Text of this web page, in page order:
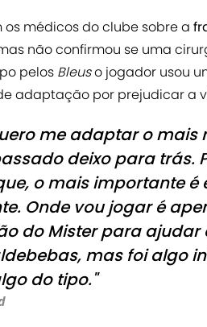
médicos do clube sobre a
não confirmou se uma
pelos Bleuso jogador usou
adaptação por prejudicar a
me adaptar o mais
deixo para trás.
o mais importante é
Onde vou jogar é
do Mister para ajudar
mas foi algo
do tipo."